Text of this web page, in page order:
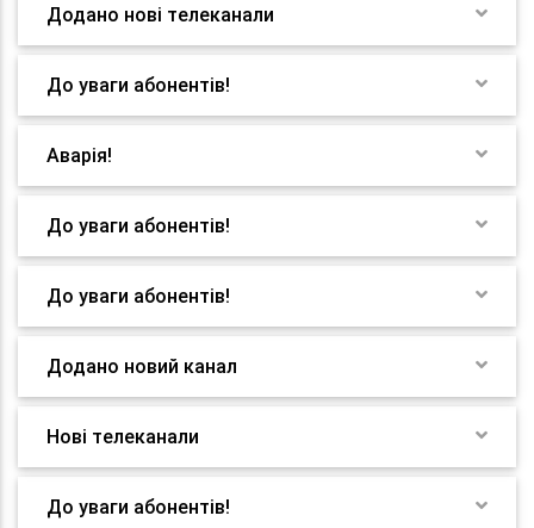
Додано нові телеканали
До уваги абонентів!
Аварія!
До уваги абонентів!
До уваги абонентів!
Додано новий канал
Нові телеканали
До уваги абонентів!